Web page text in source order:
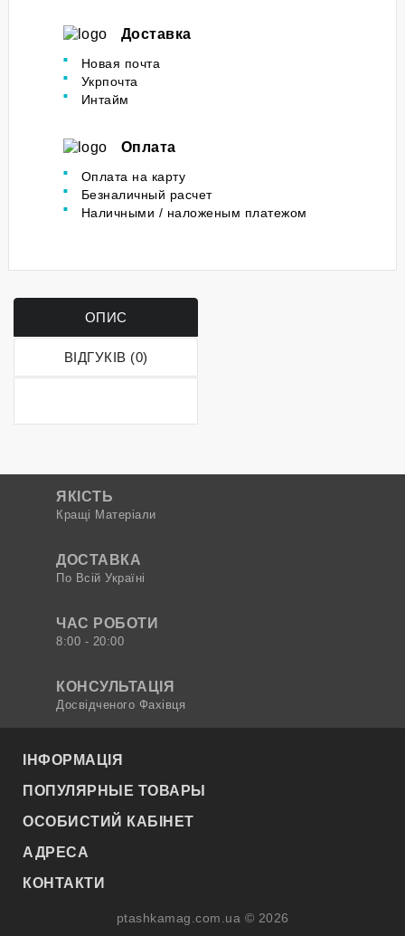
Доставка
Новая почта
Укрпочта
Интайм
Оплата
Оплата на карту
Безналичный расчет
Наличными / наложеным платежом
ОПИС
ВІДГУКІВ (0)
ЯКІСТЬ
Кращі Матеріали
ДОСТАВКА
По Всій Україні
ЧАС РОБОТИ
8:00 - 20:00
КОНСУЛЬТАЦІЯ
Досвідченого Фахівця
ІНФОРМАЦІЯ
ПОПУЛЯРНЫЕ ТОВАРЫ
ОСОБИСТИЙ КАБІНЕТ
АДРЕСА
КОНТАКТИ
ptashkamag.com.ua © 2026